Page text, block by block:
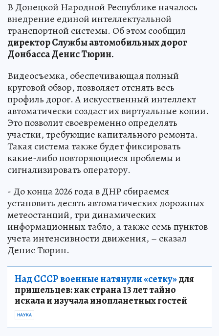
В Донецкой Народной Республике началось
внедрение единой интеллектуальной
транспортной системы. Об этом сообщил
директор Службы автомобильных дорог
Донбасса Денис Тюрин.
Видеосъемка, обеспечивающая полный
круговой обзор, позволяет отснять весь
профиль дорог. А искусственный интеллект
автоматически создаст их виртуальные копии.
Это позволит своевременно определять
участки, требующие капитального ремонта.
Такая система также будет фиксировать
какие-либо повторяющиеся проблемы и
сигнализировать оператору.
- До конца 2026 года в ДНР сбираемся
установить десять автоматических дорожных
метеостанций, три динамических
информационных табло, а также семь пунктов
учета интенсивности движения, – сказал
Денис Тюрин.
Над СССР военные натянули «сетку»для
пришельцев: как страна 13 лет тайно
искала и изучала инопланетных гостей
НАУКА